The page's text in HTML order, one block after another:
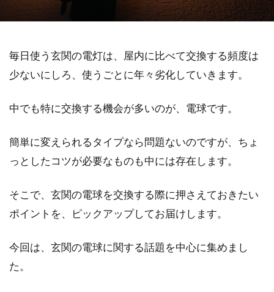
毎日使う玄関の電灯は、屋内に比べて交換する頻度は
少ないにしろ、使うごとに年々劣化していきます。
中でも特に交換する機会が多いのが、電球です。
簡単に変えられるタイプなら問題ないのですが、ちょ
っとしたコツが必要なものも中には存在します。
そこで、玄関の電球を交換する際に押さえておきたい
ポイントを、ピックアップしてお届けします。
今回は、玄関の電球に関する話題を中心に集めまし
た。